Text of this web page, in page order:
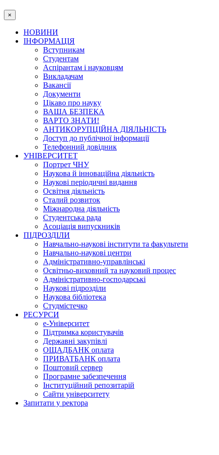
×
НОВИНИ
ІНФОРМАЦІЯ
Вступникам
Студентам
Аспірантам і науковцям
Викладачам
Вакансії
Документи
Цікаво про науку
ВАША БЕЗПЕКА
ВАРТО ЗНАТИ!
АНТИКОРУПЦІЙНА ДІЯЛЬНІСТЬ
Доступ до публічної інформації
Телефонний довідник
УНІВЕРСИТЕТ
Портрет ЧНУ
Наукова й інноваційна діяльність
Наукові періодичні видання
Освітня діяльність
Сталий розвиток
Міжнародна діяльність
Студентська рада
Асоціація випускників
ПІДРОЗДІЛИ
Навчально-наукові інститути та факультети
Навчально-наукові центри
Адміністративно-управлінські
Освітньо-виховний та науковий процес
Адміністративно-господарські
Наукові підрозділи
Наукова бібліотека
Студмістечко
РЕСУРСИ
е-Університет
Підтримка користувачів
Державні закупівлі
ОЩАДБАНК оплата
ПРИВАТБАНК оплата
Поштовий сервер
Програмне забезпечення
Інституційний репозитарій
Сайти університету
Запитати у ректора